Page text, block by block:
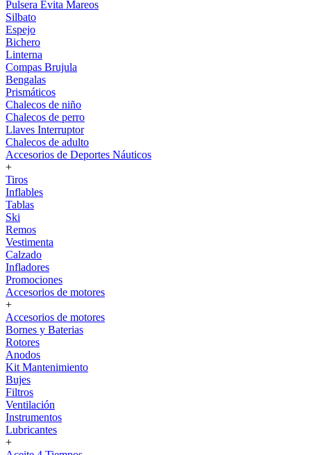
Pulsera Evita Mareos
Silbato
Espejo
Bichero
Linterna
Compas Brujula
Bengalas
Prismáticos
Chalecos de niño
Chalecos de perro
Llaves Interruptor
Chalecos de adulto
Accesorios de Deportes Náuticos
+
Tiros
Inflables
Tablas
Ski
Remos
Vestimenta
Calzado
Infladores
Promociones
Accesorios de motores
+
Accesorios de motores
Bornes y Baterias
Rotores
Anodos
Kit Mantenimiento
Bujes
Filtros
Ventilación
Instrumentos
Lubricantes
+